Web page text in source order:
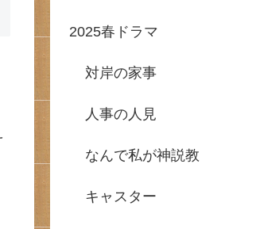
2025春ドラマ
対岸の家事
人事の人見
なんで私が神説教
キャスター